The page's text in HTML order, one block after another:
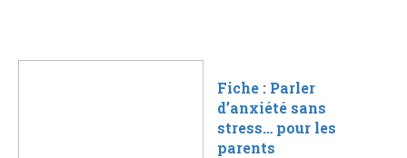
Fiche : Parler
d’anxiété sans
stress… pour les
parents